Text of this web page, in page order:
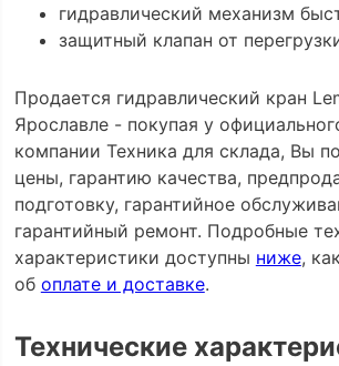
гидравлический механизм
защитный клапан от
Продается гидравлический кран
Ярославле - покупая у
компании Техника для склада, Вы
цены, гарантию качества,
подготовку, гарантийное
гарантийный ремонт. Подробные
характеристики доступны ниже,
об оплате и доставке.
Технические